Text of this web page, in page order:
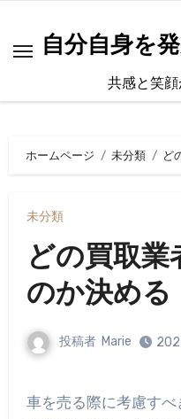
自分自身を
共感と笑
ホームページ 未分類 ど
未分類
どの買取業
のか決める
投稿者 Marie
車を売る際に考慮すべき次のステップは、どの買